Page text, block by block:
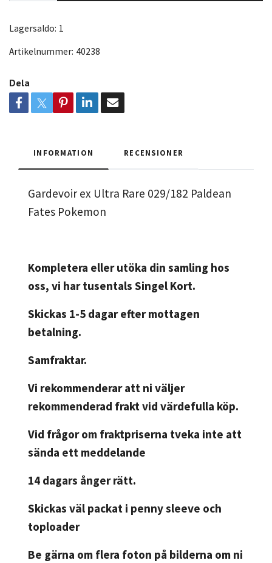
Lagersaldo: 1
Artikelnummer: 40238
Dela
INFORMATION RECENSIONER
Gardevoir ex Ultra Rare 029/182 Paldean
Fates Pokemon
Kompletera eller utöka din samling hos
oss, vi har tusentals Singel Kort.
Skickas 1-5 dagar efter mottagen
betalning.
Samfraktar.
Vi rekommenderar att ni väljer
rekommenderad frakt vid värdefulla köp.
Vid frågor om fraktpriserna tveka inte att
sända ett meddelande
14 dagars ånger rätt.
Skickas väl packat i penny sleeve och
toploader
Be gärna om flera foton på bilderna om ni